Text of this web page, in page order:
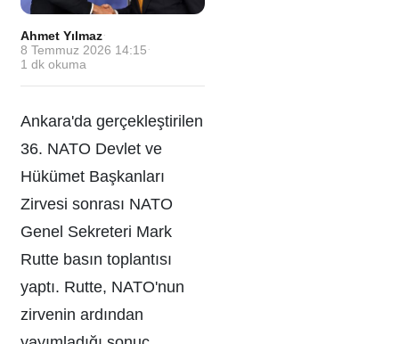
Ahmet Yılmaz·
8 Temmuz 2026 14:15 ·
1 dk okuma
Ankara'da gerçekleştirilen
36. NATO Devlet ve
Hükümet Başkanları
Zirvesi sonrası NATO
Genel Sekreteri Mark
Rutte basın toplantısı
yaptı. Rutte, NATO'nun
zirvenin ardından